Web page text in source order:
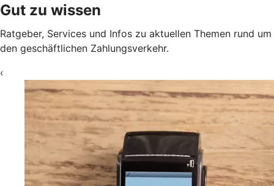
Gut zu wissen
Ratgeber, Services und Infos zu aktuellen Themen rund um
den geschäftlichen Zahlungsverkehr.
‹